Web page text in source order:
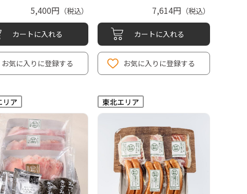
5,400円 （税込）
カートに入れる
お気に入りに登録する
7,614円 （税込）
カートに入れる
お気に入りに登録する